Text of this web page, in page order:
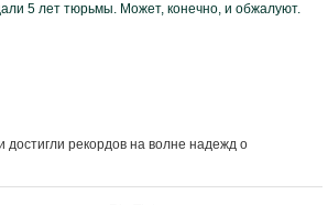
5 лет тюрьмы. Может, конечно, и обжалуют.
достигли рекордов на волне надежд о